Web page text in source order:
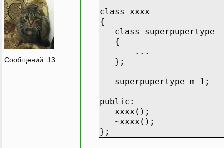
Сообщений: 13
class xxxx
{
class superpupertype
{
...
};
superpupertype m_1;
public:
xxxx();
~xxxx();
};